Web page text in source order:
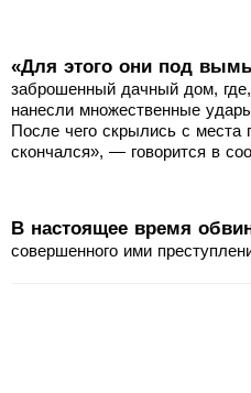
«Для этого они под
заброшенный дачный дом,
нанесли множественные
После чего скрылись с места
скончался», — говорится в
В настоящее время
совершенного ими